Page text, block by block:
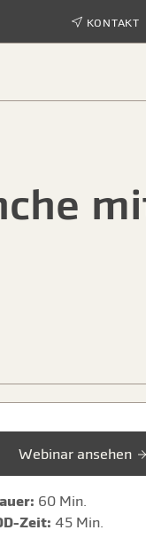
KONTAKT
Webinar ansehen
60 Min.
Zeit: 45 Min.